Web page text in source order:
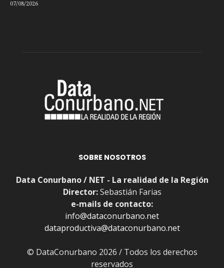
07/08/2026
SOBRE NOSOTROS
Data Conurbano / NET - La realidad de la Región
Director:Sebastián Farias
e-mails de contacto:
info@dataconurbano.net
dataproductiva@dataconurbano.net
© DataConurbano 2026 / Todos los derechos
reservados